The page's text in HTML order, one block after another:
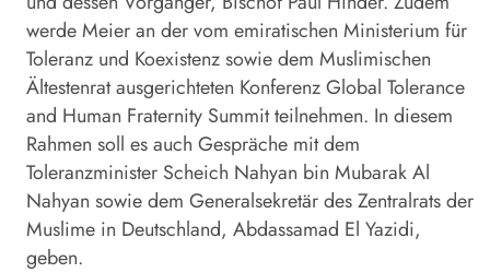
werde Meier an der vom emiratischen Ministerium für
Toleranz und Koexistenz sowie dem Muslimischen
Ältestenrat ausgerichteten Konferenz Global Tolerance
and Human Fraternity Summit teilnehmen. In diesem
Rahmen soll es auch Gespräche mit dem
Toleranzminister Scheich Nahyan bin Mubarak Al
Nahyan sowie dem Generalsekretär des Zentralrats der
Muslime in Deutschland, Abdassamad El Yazidi,
geben.